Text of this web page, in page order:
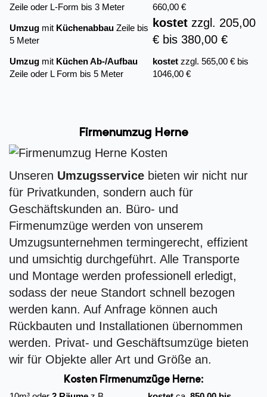
Zeile oder L-Form bis 3 Meter
660,00 €
Umzug mit Küchenabbau Zeile bis
5 Meter
kostet zzgl. 205,00
€ bis 380,00 €
Umzug mit Küchen Ab-/Aufbau
Zeile oder L Form bis 5 Meter
kostet zzgl. 565,00 € bis
1046,00 €
Firmenumzug Herne
Unseren Umzugsservice bieten wir nicht nur
für Privatkunden, sondern auch für
Geschäftskunden an. Büro- und
Firmenumzüge werden von unserem
Umzugsunternehmen termingerecht, effizient
und umsichtig durchgeführt. Alle Transporte
und Montage werden professionell erledigt,
sodass der neue Standort schnell bezogen
werden kann. Auf Anfrage können auch
Rückbauten und Installationen übernommen
werden. Privat- und Geschäftsumzüge bieten
wir für Objekte aller Art und Größe an.
Kosten Firmenumzüge Herne: